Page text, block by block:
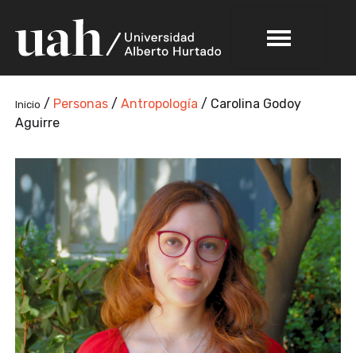
Inicio / Personas /Antropología / Carolina Godoy
Aguirre